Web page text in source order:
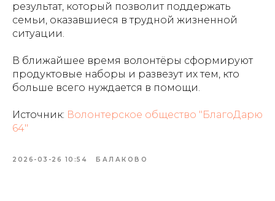
результат, который позволит поддержать
семьи, оказавшиеся в трудной жизненной
ситуации.
В ближайшее время волонтёры сформируют
продуктовые наборы и развезут их тем, кто
больше всего нуждается в помощи.
Источник: Волонтерское общество "БлагоДарю
64"
2026-03-26 10:54 БАЛАКОВО